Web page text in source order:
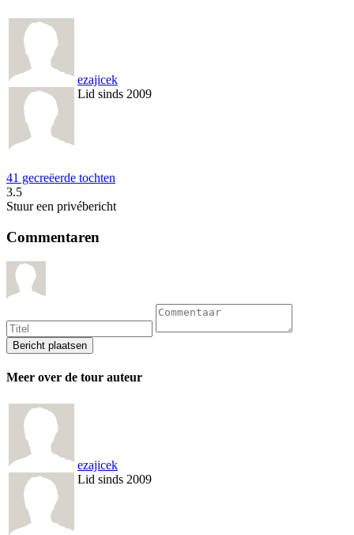
ezajicek
Lid sinds 2009
41 gecreëerde tochten
3.5
Stuur een privébericht
Commentaren
Meer over de tour auteur
ezajicek
Lid sinds 2009